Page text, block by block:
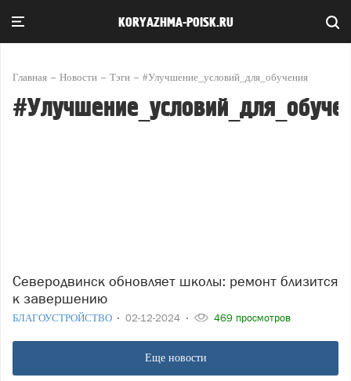
KORYAZHMA-POISK.RU
Главная Новости Тэги #Улучшение_условий_для_обучения
Северодвинск обновляет школы: ремонт близится
к завершению
БЛАГОУСТРОЙСТВО 02-12-2024 469 просмотров
Еще новости